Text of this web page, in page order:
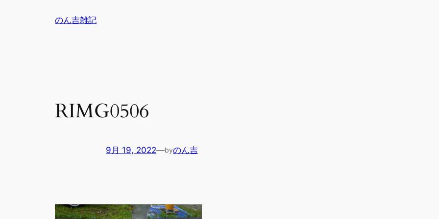
のん吉雑記
RIMG0506
9月 19, 2022—byのん吉